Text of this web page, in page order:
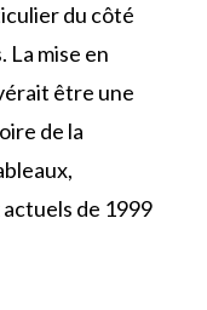
du côté
La mise en
être une
de la
de 1999